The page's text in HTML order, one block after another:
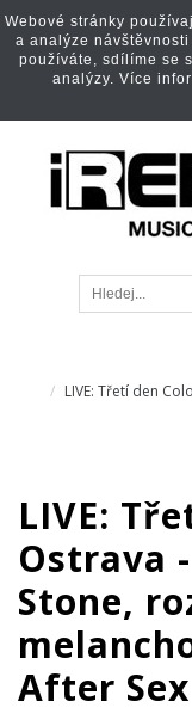
LIVE: Třetí den
LIVE:
Ostrava
Stone,
After Sex
Webové stránky
a analýze
používáte, sdílíme se
analýzy. Více